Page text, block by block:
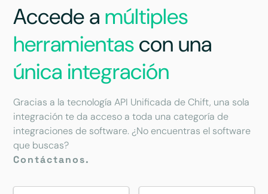
Accede a múltiples
herramientascon una
única integración
Gracias a la tecnología API Unificada de Chift, una sola
integración te da acceso a toda una categoría de
integraciones de software. ¿No encuentras el software
que buscas?
Contáctanos.